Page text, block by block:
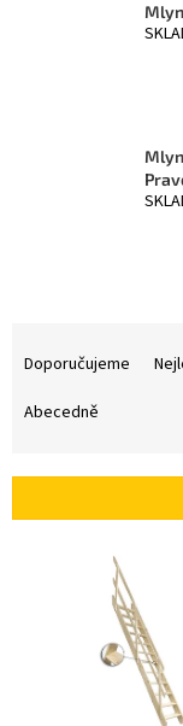
r
Doporučujeme
Abecedně